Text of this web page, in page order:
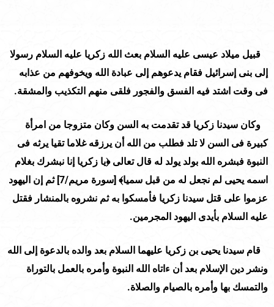
قبيل ميلاد عيسى عليه السلام بعث الله زكريا عليه السلام رسولا
إلى بنى إسرائيل فقام يدعوهم إلى عبادة الله ويخوفهم من عذابه
فى وقت اشتد فيه الفسق والفجور فلقى منهم التكذيب والمشقة.
وكان سيدنا زكريا قد تقدمت به السن وكان متزوجا من امرأة
كبيرة فى السن لا تلد فطلب من الله أن يرزقه غلاما تقيا يرثه فى
النبوة فبشره الله بولد يولد له قال تعالى ﴿يا زكريا إنا نبشرك بغلام
اسمه يحيى لم نجعل له من قبل سميا﴾ [سورة مريم/7] ثم إن اليهود
عزموا على قتل سيدنا زكريا فأمسكوا به ثم نشروه بالمنشار فقتل
عليه السلام بأيدى اليهود المجرمين.
قام سيدنا يحيى بن زكريا عليهما السلام بعد والده بالدعوة إلى الله
ونشر دين الإسلام بعد أن ءاتاه الله النبوة وأمره بالعمل بالتوراة
والتمسك بها وأمره بالصيام والصلاة.